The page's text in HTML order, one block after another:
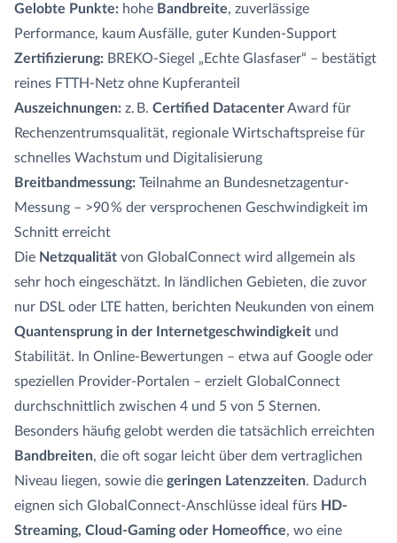
Gelobte Punkte: hohe Bandbreite, zuverlässige
Performance, kaum Ausfälle, guter Kunden-Support
Zertifizierung: BREKO-Siegel „Echte Glasfaser“ – bestätigt
reines FTTH-Netz ohne Kupferanteil
Auszeichnungen: z. B. Certified DatacenterAward für
Rechenzentrumsqualität, regionale Wirtschaftspreise für
schnelles Wachstum und Digitalisierung
Breitbandmessung: Teilnahme an Bundesnetzagentur-
Messung – >90 % der versprochenen Geschwindigkeit im
Schnitt erreicht
Die Netzqualität von GlobalConnect wird allgemein als
sehr hoch eingeschätzt. In ländlichen Gebieten, die zuvor
nur DSL oder LTE hatten, berichten Neukunden von einem
Quantensprung in der Internetgeschwindigkeit und
Stabilität. In Online-Bewertungen – etwa auf Google oder
speziellen Provider-Portalen – erzielt GlobalConnect
durchschnittlich zwischen 4 und 5 von 5 Sternen.
Besonders häufig gelobt werden die tatsächlich erreichten
Bandbreiten, die oft sogar leicht über dem vertraglichen
Niveau liegen, sowie die geringen Latenzzeiten. Dadurch
eignen sich GlobalConnect-Anschlüsse ideal fürs HD-
Streaming, Cloud-Gaming oder Homeoffice, wo eine